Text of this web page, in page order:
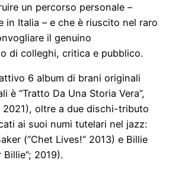
un percorso personale –
in Italia – e che è riuscito nel raro
il genuino
di colleghi, critica e pubblico.
6 album di brani originali
è “Tratto Da Una Storia Vera”,
2021), oltre a due dischi-tributo
ai suoi numi tutelari nel jazz:
(“Chet Lives!” 2013) e Billie
Billie”; 2019).